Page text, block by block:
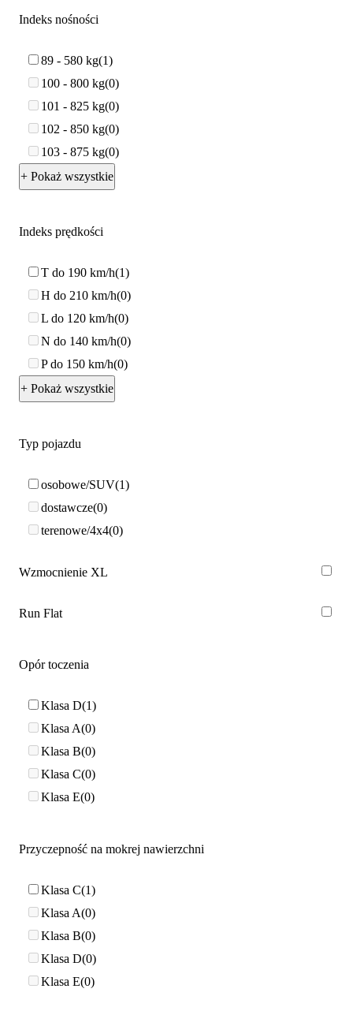
Indeks nośności
89 - 580 kg 1
100 - 800 kg 0
101 - 825 kg 0
102 - 850 kg 0
103 - 875 kg 0
+ Pokaż wszystkie
Indeks prędkości
T do 190 km/h 1
H do 210 km/h 0
L do 120 km/h 0
N do 140 km/h 0
P do 150 km/h 0
+ Pokaż wszystkie
Typ pojazdu
osobowe/SUV 1
dostawcze 0
terenowe/4x4 0
Wzmocnienie XL
Run Flat
Opór toczenia
Klasa D 1
Klasa A 0
Klasa B 0
Klasa C 0
Klasa E 0
Przyczepność na mokrej nawierzchni
Klasa C 1
Klasa A 0
Klasa B 0
Klasa D 0
Klasa E 0